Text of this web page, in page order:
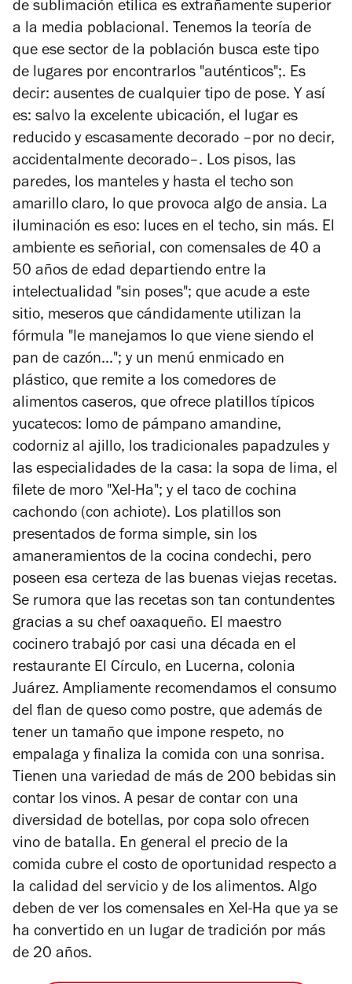
de sublimación etílica es extrañamente superior
a la media poblacional. Tenemos la teoría de
que ese sector de la población busca este tipo
de lugares por encontrarlos "auténticos";. Es
decir: ausentes de cualquier tipo de pose. Y así
es: salvo la excelente ubicación, el lugar es
reducido y escasamente decorado –por no decir,
accidentalmente decorado–. Los pisos, las
paredes, los manteles y hasta el techo son
amarillo claro, lo que provoca algo de ansia. La
iluminación es eso: luces en el techo, sin más. El
ambiente es señorial, con comensales de 40 a
50 años de edad departiendo entre la
intelectualidad "sin poses"; que acude a este
sitio, meseros que cándidamente utilizan la
fórmula "le manejamos lo que viene siendo el
pan de cazón..."; y un menú enmicado en
plástico, que remite a los comedores de
alimentos caseros, que ofrece platillos típicos
yucatecos: lomo de pámpano amandine,
codorniz al ajillo, los tradicionales papadzules y
las especialidades de la casa: la sopa de lima, el
filete de moro "Xel-Ha"; y el taco de cochina
cachondo (con achiote). Los platillos son
presentados de forma simple, sin los
amaneramientos de la cocina condechi, pero
poseen esa certeza de las buenas viejas recetas.
Se rumora que las recetas son tan contundentes
gracias a su chef oaxaqueño. El maestro
cocinero trabajó por casi una década en el
restaurante El Círculo, en Lucerna, colonia
Juárez. Ampliamente recomendamos el consumo
del flan de queso como postre, que además de
tener un tamaño que impone respeto, no
empalaga y finaliza la comida con una sonrisa.
Tienen una variedad de más de 200 bebidas sin
contar los vinos. A pesar de contar con una
diversidad de botellas, por copa solo ofrecen
vino de batalla. En general el precio de la
comida cubre el costo de oportunidad respecto a
la calidad del servicio y de los alimentos. Algo
deben de ver los comensales en Xel-Ha que ya se
ha convertido en un lugar de tradición por más
de 20 años.